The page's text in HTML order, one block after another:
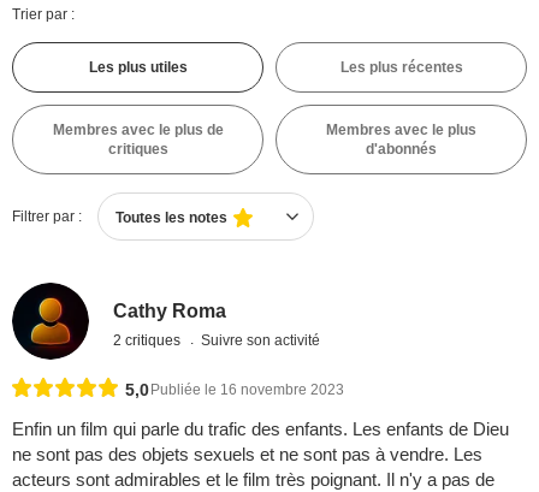
Trier par :
Les plus utiles Les plus récentes
Membres avec le plus de
critiques
Membres avec le plus
d'abonnés
Filtrer par : Toutes les notes
Cathy Roma
2 critiques Suivre son activité
5,0 Publiée le 16 novembre 2023
Enfin un film qui parle du trafic des enfants. Les enfants de Dieu
ne sont pas des objets sexuels et ne sont pas à vendre. Les
acteurs sont admirables et le film très poignant. Il n'y a pas de